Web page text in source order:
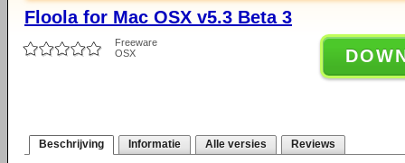
Floola for Mac OSX v5.3 Beta 3
Freeware
OSX
Beschrijving Informatie Alle versies Reviews